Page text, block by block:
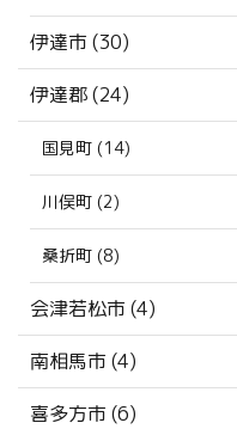
伊達市 (30)
伊達郡 (24)
国見町 (14)
川俣町 (2)
桑折町 (8)
会津若松市 (4)
南相馬市 (4)
喜多方市 (6)